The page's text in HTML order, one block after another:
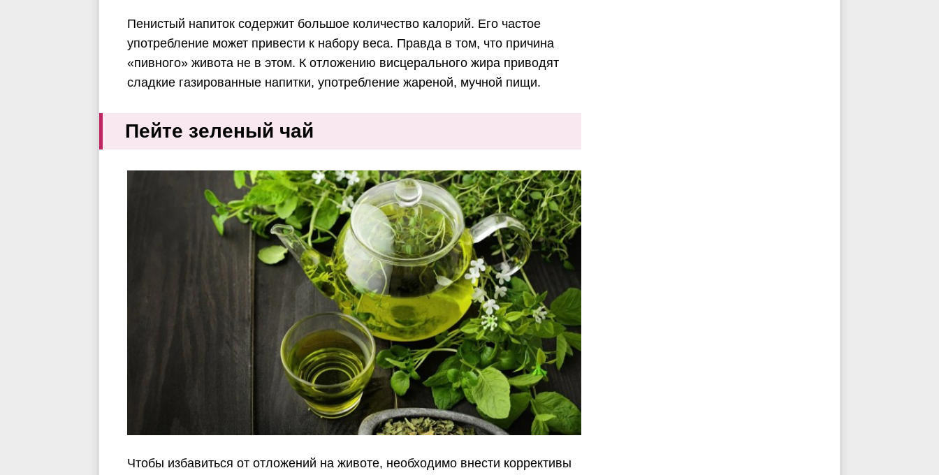
Пенистый напиток содержит большое количество калорий. Его частое
употребление может привести к набору веса. Правда в том, что причина
«пивного» живота не в этом. К отложению висцерального жира приводят
сладкие газированные напитки, употребление жареной, мучной пищи.
Пейте зеленый чай
Чтобы избавиться от отложений на животе, необходимо внести коррективы